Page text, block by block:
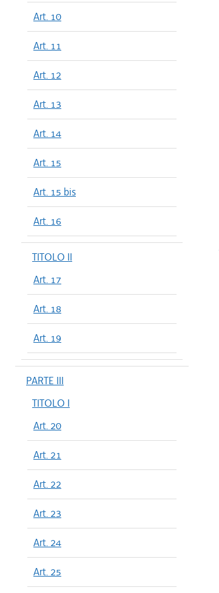
Art. 10
Art. 11
Art. 12
Art. 13
Art. 14
Art. 15
Art. 15 bis
Art. 16
TITOLO II
Art. 17
Art. 18
Art. 19
PARTE III
TITOLO I
Art. 20
Art. 21
Art. 22
Art. 23
Art. 24
Art. 25